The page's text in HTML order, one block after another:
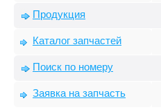
Продукция
Каталог запчастей
Поиск по номеру
Заявка на запчасть